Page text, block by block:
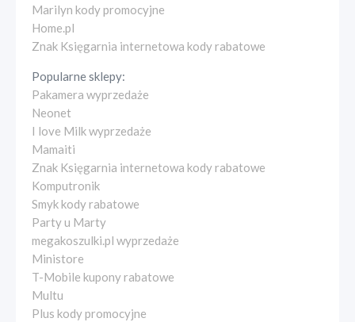
Marilyn kody promocyjne
Home.pl
Znak Księgarnia internetowa kody rabatowe
Popularne sklepy:
Pakamera wyprzedaże
Neonet
I love Milk wyprzedaże
Mamaiti
Znak Księgarnia internetowa kody rabatowe
Komputronik
Smyk kody rabatowe
Party u Marty
megakoszulki.pl wyprzedaże
Ministore
T-Mobile kupony rabatowe
Multu
Plus kody promocyjne